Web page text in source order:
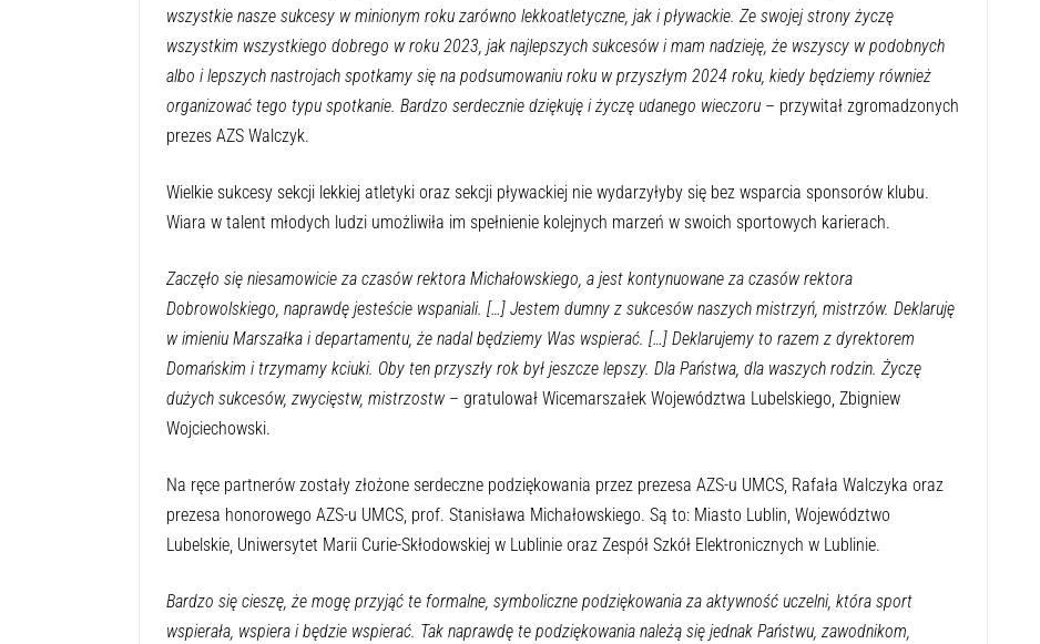
wszystkie nasze sukcesy w minionym roku zarówno lekkoatletyczne, jak i pływackie. Ze swojej strony życzę
wszystkim wszystkiego dobrego w roku 2023, jak najlepszych sukcesów i mam nadzieję, że wszyscy w podobnych
albo i lepszych nastrojach spotkamy się na podsumowaniu roku w przyszłym 2024 roku, kiedy będziemy również
organizować tego typu spotkanie. Bardzo serdecznie dziękuję i życzę udanego wieczoru– przywitał zgromadzonych
prezes AZS Walczyk.
Wielkie sukcesy sekcji lekkiej atletyki oraz sekcji pływackiej nie wydarzyłyby się bez wsparcia sponsorów klubu.
Wiara w talent młodych ludzi umożliwiła im spełnienie kolejnych marzeń w swoich sportowych karierach.
Zaczęło się niesamowicie za czasów rektora Michałowskiego, a jest kontynuowane za czasów rektora
Dobrowolskiego, naprawdę jesteście wspaniali. […] Jestem dumny z sukcesów naszych mistrzyń, mistrzów. Deklaruję
w imieniu Marszałka i departamentu, że nadal będziemy Was wspierać. […] Deklarujemy to razem z dyrektorem
Domańskim i trzymamy kciuki. Oby ten przyszły rok był jeszcze lepszy. Dla Państwa, dla waszych rodzin. Życzę
dużych sukcesów, zwycięstw, mistrzostw– gratulował Wicemarszałek Województwa Lubelskiego, Zbigniew
Wojciechowski.
Na ręce partnerów zostały złożone serdeczne podziękowania przez prezesa AZS-u UMCS, Rafała Walczyka oraz
prezesa honorowego AZS-u UMCS, prof. Stanisława Michałowskiego. Są to: Miasto Lublin, Województwo
Lubelskie, Uniwersytet Marii Curie-Skłodowskiej w Lublinie oraz Zespół Szkół Elektronicznych w Lublinie.
Bardzo się cieszę, że mogę przyjąć te formalne, symboliczne podziękowania za aktywność uczelni, która sport
wspierała, wspiera i będzie wspierać. Tak naprawdę te podziękowania należą się jednak Państwu, zawodnikom,